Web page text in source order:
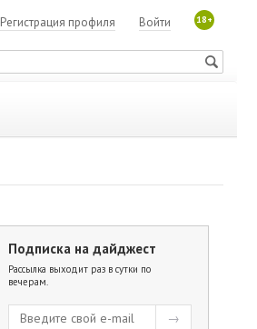
18+
Войти
Регистрация профиля
Подписка на дайджест
Рассылка выходит раз в сутки по
вечерам.